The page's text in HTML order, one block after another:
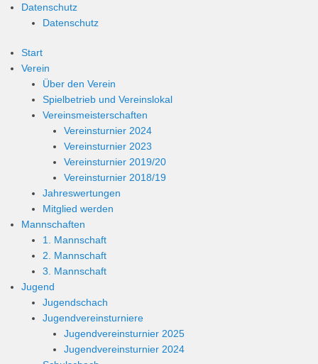
Datenschutz
Datenschutz
Start
Verein
Über den Verein
Spielbetrieb und Vereinslokal
Vereinsmeisterschaften
Vereinsturnier 2024
Vereinsturnier 2023
Vereinsturnier 2019/20
Vereinsturnier 2018/19
Jahreswertungen
Mitglied werden
Mannschaften
1. Mannschaft
2. Mannschaft
3. Mannschaft
Jugend
Jugendschach
Jugendvereinsturniere
Jugendvereinsturnier 2025
Jugendvereinsturnier 2024